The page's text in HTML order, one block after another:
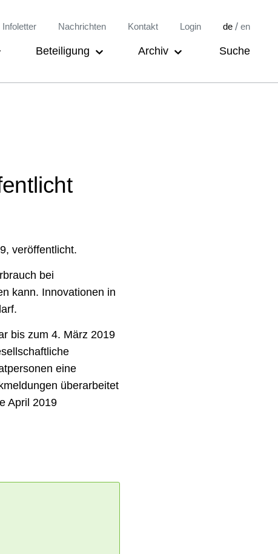
Beteiligung Archiv Suche
de / en
Infoletter Nachrichten Kontakt Login
veröffentlicht.
bei
kann. Innovationen in
bis zum 4. März 2019
eine
überarbeitet
April 2019